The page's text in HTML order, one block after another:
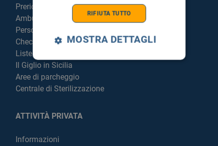
Prericovero e Hospitalist
Ambulatori
Personale
Check Up
Liste di attesa
Il Giglio in Sicilia
Aree di parcheggio
Centrale di Sterilizzazione
ATTIVITÀ PRIVATA
Informazioni
RIFIUTA TUTTO
MOSTRA DETTAGLI